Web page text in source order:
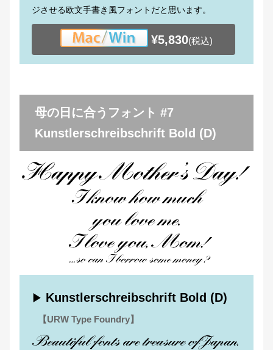
ジさせる欧文手書き風フォントだと思います。
¥5,830(税込)
母の日に合うフォント #7
Kunstlerschreibschrift Bold (D)
▶ Kunstlerschreibschrift Bold (D)
【URW Type Foundry】